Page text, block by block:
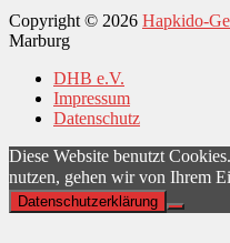
Copyright © 2026 Hapkido-
Marburg
DHB e.V.
Impressum
Datenschutz
Diese Website benutzt
nutzen, gehen wir von Ihrem
Datenschutzerklärung